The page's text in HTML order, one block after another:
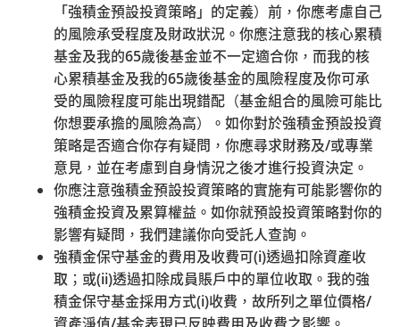
「強積金預設投資策略」的定義）前，你應考慮自己
的風險承受程度及財政狀況。你應注意我的核心累積
基金及我的65歲後基金並不一定適合你，而我的核
心累積基金及我的65歲後基金的風險程度及你可承
受的風險程度可能出現錯配（基金組合的風險可能比
你想要承擔的風險為高）。如你對於強積金預設投資
策略是否適合你存有疑問，你應尋求財務及/或專業
意見，並在考慮到自身情況之後才進行投資決定。
你應注意強積金預設投資策略的實施有可能影響你的
強積金投資及累算權益。如你就預設投資策略對你的
影響有疑問，我們建議你向受託人查詢。
強積金保守基金的費用及收費可(i)透過扣除資產收
取；或(ii)透過扣除成員賬戶中的單位收取。我的強
積金保守基金採用方式(i)收費，故所列之單位價格/
檔案大小
3188k
檔案下載
2025年第二季
檔案大小
2291k
檔案下載
2025年第一季
檔案大小
2293k
檔案下載
2024年第四季
檔案大小
4896k